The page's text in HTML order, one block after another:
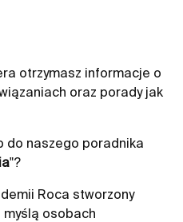
otrzymasz informacje o
oraz porady jak
do naszego poradnika
"?
Roca stworzony
myślą osobach